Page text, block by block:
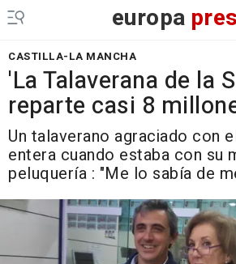
europa
CASTILLA-LA MANCHA
'La Talaverana de la
reparte casi 8
Un talaverano agraciado con
entera cuando estaba con su
peluquería : "Me lo sabía de